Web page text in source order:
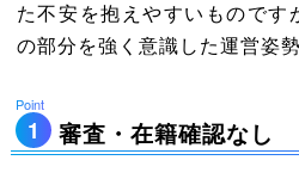
た不安を抱えやすいものです
の部分を強く意識した運営姿
審査・在籍確認なし